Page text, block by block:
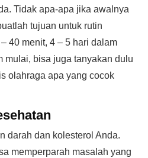
Tidak apa-apa jika awalnya
tujuan untuk rutin
40 menit, 4 – 5 hari dalam
mulai, bisa juga tanyakan dulu
olahraga apa yang cocok
darah dan kolesterol Anda.
memperparah masalah yang